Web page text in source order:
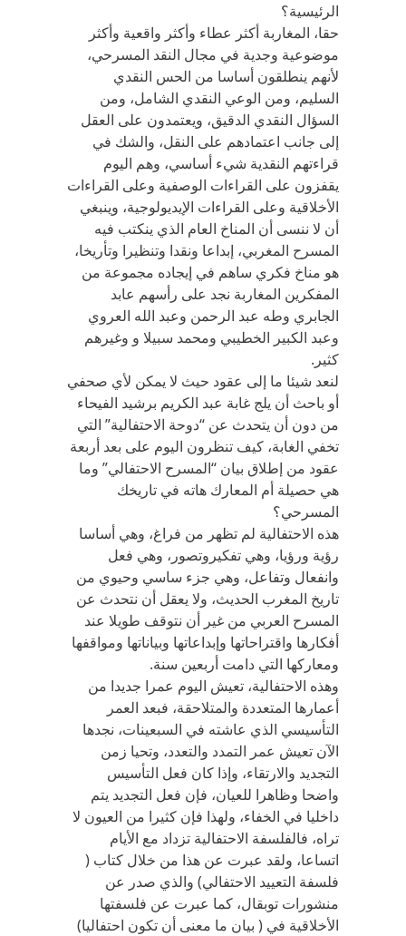
الرئيسية؟
حقا، المغاربة أكثر عطاء وأكثر واقعية وأكثر
موضوعية وجدية في مجال النقد المسرحي،
لأنهم ينطلقون أساسا من الحس النقدي
السليم، ومن الوعي النقدي الشامل، ومن
السؤال النقدي الدقيق، ويعتمدون على العقل
إلى جانب اعتمادهم على النقل، والشك في
قراءتهم النقدية شيء أساسي، وهم اليوم
يقفزون على القراءات الوصفية وعلى القراءات
الأخلاقية وعلى القراءات الإيديولوجية، وينبغي
أن لا ننسى أن المناخ العام الذي ينكتب فيه
المسرح المغربي، إبداعا ونقدا وتنظيرا وتأريخا،
هو مناخ فكري ساهم في إيجاده مجموعة من
المفكرين المغاربة نجد على رأسهم عابد
الجابري وطه عبد الرحمن وعبد الله العروي
وعبد الكبير الخطيبي ومحمد سبيلا و وغيرهم
كثير.
لنعد شيئا ما إلى عقود حيث لا يمكن لأي صحفي
أو باحث أن يلج غابة عبد الكريم برشيد الفيحاء
من دون أن يتحدث عن “دوحة الاحتفالية” التي
تخفي الغابة، كيف تنظرون اليوم على بعد أربعة
عقود من إطلاق بيان “المسرح الاحتفالي” وما
هي حصيلة أم المعارك هاته في تاريخك
المسرحي؟
هذه الاحتفالية لم تظهر من فراغ، وهي أساسا
رؤية ورؤيا، وهي تفكيروتصور، وهي فعل
وانفعال وتفاعل، وهي جزء ساسي وحيوي من
تاريخ المغرب الحديث، ولا يعقل أن نتحدث عن
المسرح العربي من غير أن نتوقف طويلا عند
أفكارها واقتراحاتها وإبداعاتها وبياناتها ومواقفها
ومعاركها التي دامت أربعين سنة.
وهذه الاحتفالية، تعيش اليوم عمرا جديدا من
أعمارها المتعددة والمتلاحقة، فبعد العمر
التأسيسي الذي عاشته في السبعينات، نجدها
الآن تعيش عمر التمدد والتعدد، وتحيا زمن
التجديد والارتقاء، وإذا كان فعل التأسيس
واضحا وظاهرا للعيان، فإن فعل التجديد يتم
داخليا في الخفاء، ولهذا فإن كثيرا من العيون لا
تراه، فالفلسفة الاحتفالية تزداد مع الأيام
اتساعا، ولقد عبرت عن هذا من خلال كتاب (
فلسفة التعييد الاحتفالي) والذي صدر عن
منشورات توبقال، كما عبرت عن فلسفتها
الأخلاقية في ( بيان ما معنى أن تكون احتفاليا)